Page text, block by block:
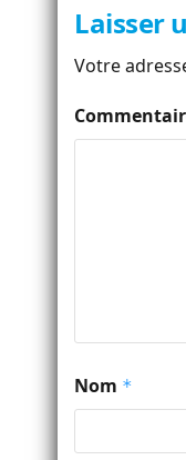
Laisser
Votre
Nom *